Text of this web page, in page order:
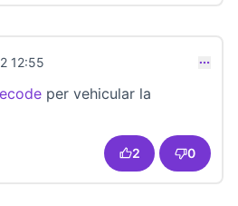
12:55
per vehicular la
2 0